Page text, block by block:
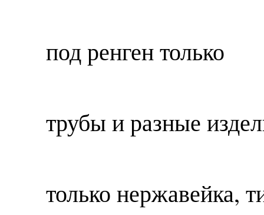
под ренген только
трубы и разные
только нержавейка,